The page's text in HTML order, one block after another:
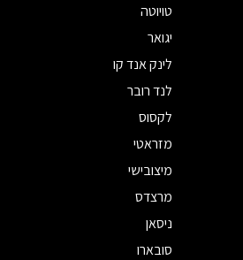
טויוטה
יגואר
לינק אנד קו
לנד רובר
לקסוס
מזראטי
מיצובישי
מרצדס
ניסאן
סובארו